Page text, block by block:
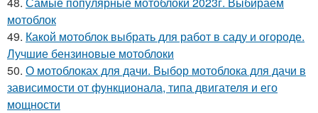
мотоблок
49. Какой мотоблок выбрать для работ в саду и огороде.
Лучшие бензиновые мотоблоки
50. О мотоблоках для дачи. Выбор мотоблока для дачи в
зависимости от функционала, типа двигателя и его
мощности